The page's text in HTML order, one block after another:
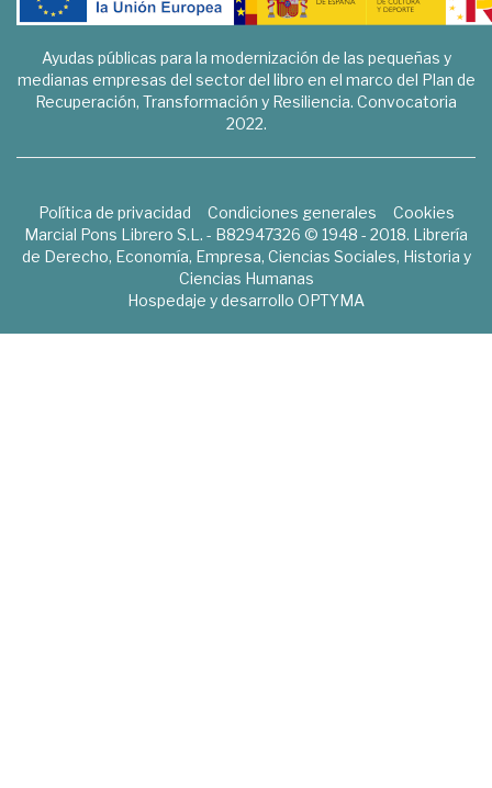
Ayudas públicas para la modernización de las pequeñas y
medianas empresas del sector del libro en el marco del Plan de
Recuperación, Transformación y Resiliencia. Convocatoria
2022.
Política de privacidad Condiciones generales
Cookies
Marcial Pons Librero S.L. - B82947326 © 1948 - 2018. Librería
de Derecho, Economía, Empresa, Ciencias Sociales, Historia y
Ciencias Humanas
Hospedaje y desarrollo OPTYMA